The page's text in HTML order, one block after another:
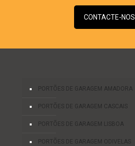
CONTACTE-NOS
PORTÕES DE GARAGEM AMADORA
PORTÕES DE GARAGEM CASCAIS
PORTÕES DE GARAGEM LISBOA
PORTÕES DE GARAGEM ODIVELAS